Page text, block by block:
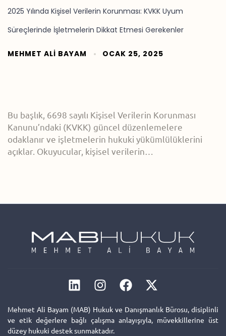
2025 Yılında Kişisel Verilerin Korunması: KVKK Uyum
Süreçlerinde İşletmelerin Dikkat Etmesi Gerekenler
MEHMET ALI BAYAM OCAK 25, 2025
Bu başlık, 6698 sayılı Kişisel Verilerin Korunması
Kanunu’ndaki (KVKK) güncel düzenlemelere
odaklanır ve işletmelerin hukuki yükümlülüklerini
açıklar. Okuyucular, kişisel verilerin…
Mehmet Ali Bayam (MAB) Hukuk ve Danışmanlık Bürosu, disiplinli
ve etik değerlere bağlı çalışma anlayışıyla, müvekkillerine üst
düzey hukuki destek sunmaktadır.